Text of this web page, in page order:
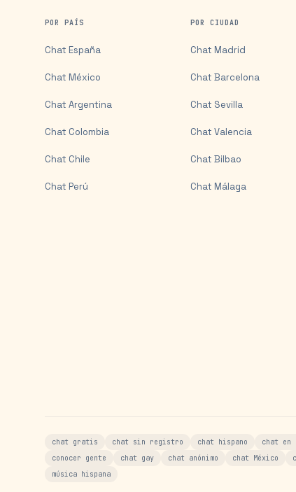
POR PAÍS
Chat España
Chat México
Chat Argentina
Chat Colombia
Chat Chile
Chat Perú
POR CIUDAD
Chat Madrid
Chat Barcelona
Chat Sevilla
Chat Valencia
Chat Bilbao
Chat Málaga
chat gratis chat sin registro chat hispano chat en
conocer gente
chat gay chat anónimo chat México
música hispana